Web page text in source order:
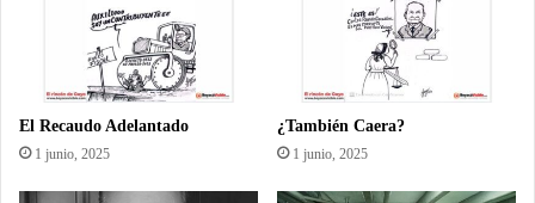
El Recaudo Adelantado
1 junio, 2025
¿También Caera?
1 junio, 2025